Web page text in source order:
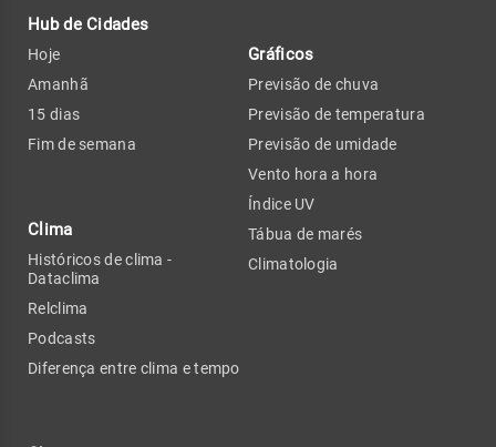
Hub de Cidades
Hoje
Amanhã
15 dias
Fim de semana
Clima
Históricos de clima -
Dataclima
Relclima
Podcasts
Diferença entre clima e tempo
Gráficos
Previsão de chuva
Previsão de temperatura
Previsão de umidade
Vento hora a hora
Índice UV
Tábua de marés
Climatologia